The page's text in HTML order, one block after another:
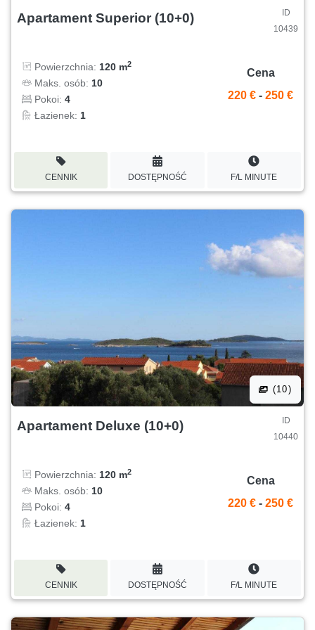
Apartament Superior (10+0)
ID
10439
Powierzchnia: 120 m2
Maks. osób: 10
Pokoi: 4
Łazienek: 1
Cena
220 € - 250 €
CENNIK DOSTĘPNOŚĆ F/L MINUTE
(10)
Apartament Deluxe (10+0)
ID
10440
Powierzchnia: 120 m2
Maks. osób: 10
Pokoi: 4
Łazienek: 1
Cena
220 € - 250 €
CENNIK DOSTĘPNOŚĆ F/L MINUTE